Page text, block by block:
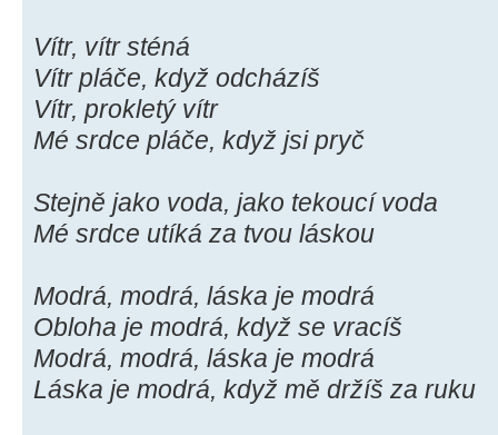
Vítr, vítr sténá
Vítr pláče, když odcházíš
Vítr, prokletý vítr
Mé srdce pláče, když jsi pryč
Stejně jako voda, jako tekoucí voda
Mé srdce utíká za tvou láskou
Modrá, modrá, láska je modrá
Obloha je modrá, když se vracíš
Modrá, modrá, láska je modrá
Láska je modrá, když mě držíš za ruku